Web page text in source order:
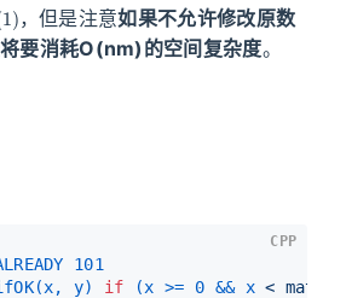
，但是注意如果不允许修改原数
要消耗O(nm)的空间复杂度。
101
y) if (x >= 0 && x <
CPP